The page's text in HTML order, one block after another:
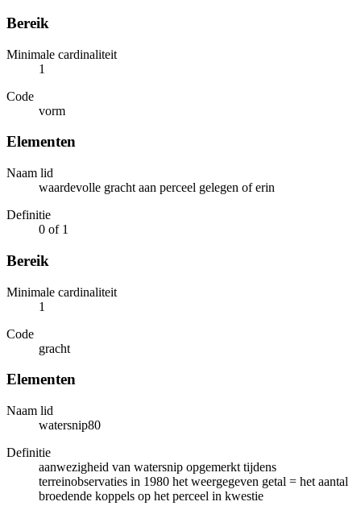
Bereik
Minimale cardinaliteit
1
Code
vorm
Elementen
Naam lid
waardevolle gracht aan perceel gelegen of erin
Definitie
0 of 1
Bereik
Minimale cardinaliteit
1
Code
gracht
Elementen
Naam lid
watersnip80
Definitie
aanwezigheid van watersnip opgemerkt tijdens
terreinobservaties in 1980 het weergegeven getal = het aantal
broedende koppels op het perceel in kwestie